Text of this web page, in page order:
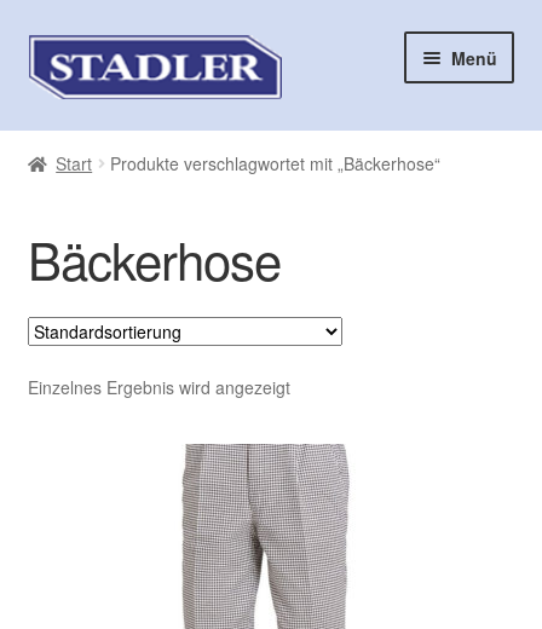
Zur
Navigation
springen
Zum
Inhalt
springen
Menü
Start
Aktuelles
Auswahl aus unserem Sortiment
Checkout
Cookie-Richtlinie (EU)
Datenschutzbelehrung
Start Produkte verschlagwortet mit „Bäckerhose“
Bäckerhose
Einzelnes Ergebnis wird angezeigt